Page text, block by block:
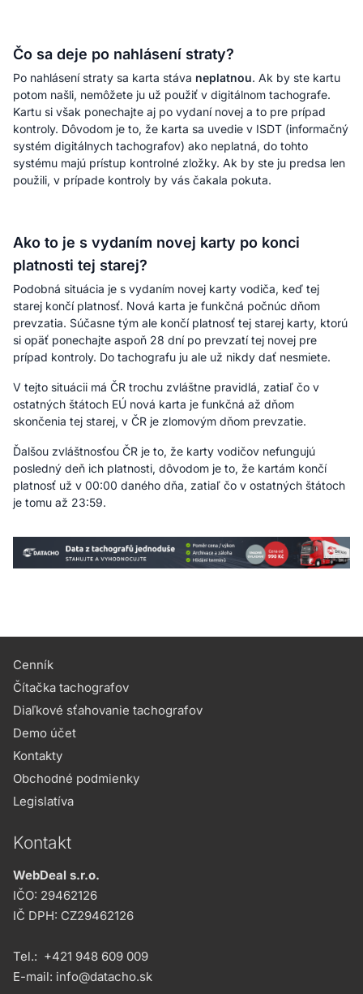
Čo sa deje po nahlásení straty?
Po nahlásení straty sa karta stáva neplatnou. Ak by ste kartu
potom našli, nemôžete ju už použiť v digitálnom tachografe.
Kartu si však ponechajte aj po vydaní novej a to pre prípad
kontroly. Dôvodom je to, že karta sa uvedie v ISDT (informačný
systém digitálnych tachografov) ako neplatná, do tohto
systému majú prístup kontrolné zložky. Ak by ste ju predsa len
použili, v prípade kontroly by vás čakala pokuta.
Ako to je s vydaním novej karty po konci
platnosti tej starej?
Podobná situácia je s vydaním novej karty vodiča, keď tej
starej končí platnosť. Nová karta je funkčná počnúc dňom
prevzatia. Súčasne tým ale končí platnosť tej starej karty, ktorú
si opäť ponechajte aspoň 28 dní po prevzatí tej novej pre
prípad kontroly. Do tachografu ju ale už nikdy dať nesmiete.
V tejto situácii má ČR trochu zvláštne pravidlá, zatiaľ čo v
ostatných štátoch EÚ nová karta je funkčná až dňom
skončenia tej starej, v ČR je zlomovým dňom prevzatie.
Ďalšou zvláštnosťou ČR je to, že karty vodičov nefungujú
posledný deň ich platnosti, dôvodom je to, že kartám končí
platnosť už v 00:00 daného dňa, zatiaľ čo v ostatných štátoch
je tomu až 23:59.
Cenník
Čítačka tachografov
Diaľkové sťahovanie tachografov
Demo účet
Kontakty
Obchodné podmienky
Legislatíva
Kontakt
WebDeal s.r.o.
IČO: 29462126
IČ DPH: CZ29462126
Tel.: +421 948 609 009
E-mail: info@datacho.sk